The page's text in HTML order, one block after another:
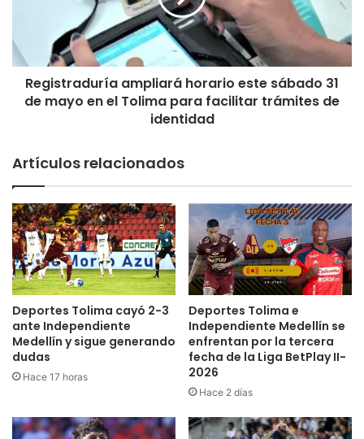
mayo
en
Tolima
de
identidad
Registraduría ampliará horario este sábado 31
de mayo en el Tolima para facilitar trámites de
identidad
Artículos relacionados
Deportes Tolima cayó 2-3
ante Independiente
Medellín y sigue generando
dudas
Hace 17 horas
Deportes Tolima e
Independiente Medellín se
enfrentan por la tercera
fecha de la Liga BetPlay II-
2026
Hace 2 días